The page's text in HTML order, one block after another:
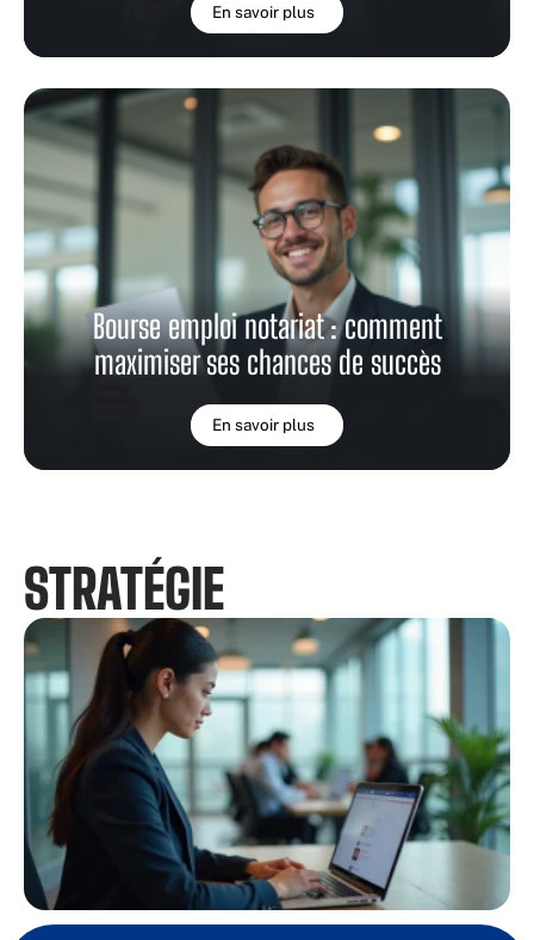
En savoir plus
Bourse emploi notariat : comment
maximiser ses chances de succès
En savoir plus
STRATÉGIE